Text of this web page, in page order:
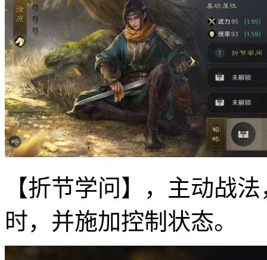
【折节学问】，主动战
时，并施加控制状态。